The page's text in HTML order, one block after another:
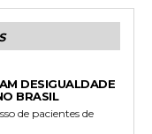
DESIGUALDADE
BRASIL
de pacientes de